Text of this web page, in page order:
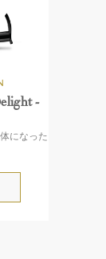
-
になった